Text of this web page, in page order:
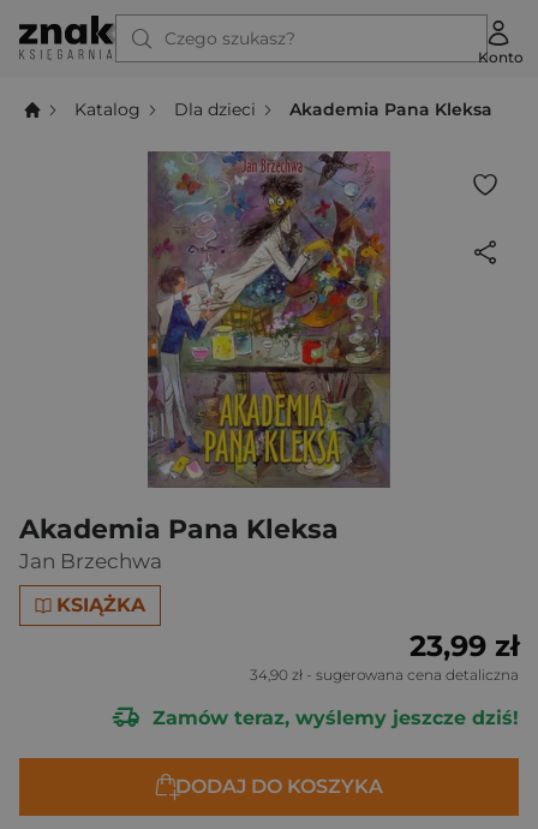
Czego szukasz?
Konto
Katalog Dla dzieci Akademia Pana Kleksa
Akademia Pana Kleksa
Jan Brzechwa
KSIĄŻKA
23,99 zł
34,90 zł - sugerowana cena detaliczna
Zamów teraz, wyślemy jeszcze dziś!
DODAJ DO KOSZYKA